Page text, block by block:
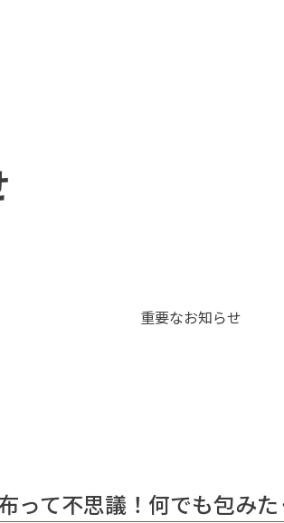
重要なお知らせ
って不思議！何でも包み